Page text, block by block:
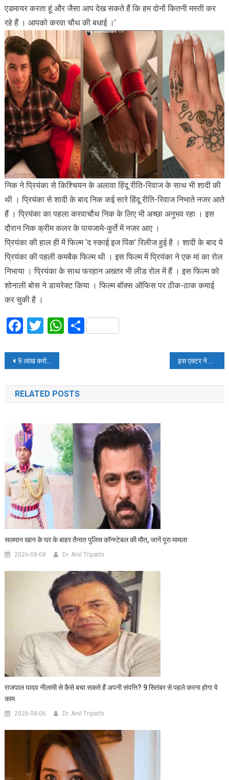
एडमायर करता हूं और जैसा आप देख सकते हैं कि हम दोनों कितनी मस्ती कर
रहे हैं । आपको करवा चौथ की बधाई ।’
निक ने प्रियंका से किश्चियन के अलावा हिंदू रीति-रिवाज के साथ भी शादी की
थी । प्रियंका से शादी के बाद निक कई सारे हिंदू रीति-रिवाज निभाते नजर आते
हैं । प्रियंका का पहला करवाचौथ निक के लिए भी अच्छा अनुभव रहा । इस
दौरान निक क्रीम कलर के पायजामे-कुर्ते में नजर आए ।
प्रियंका की हाल ही में फिल्म ‘द स्काई इज पिंक’ रिलीज हुई है । शादी के बाद ये
प्रियंका की पहली कमबैक फिल्म थी । इस फिल्म में प्रियंका ने एक मां का रोल
निभाया । प्रियंका के साथ फरहान अख्तर भी लीड रोल में हैं । इस फिल्म को
शोनाली बोस ने डायरेक्ट किया । फिल्म बॉक्स ऑफिस पर ठीक-ठाक कमाई
कर चुकी है ।
Facebook
TwitterWhatsApp
Share
Post
navigation
9 लाख करोड़ रुपए से ज्यादा पूंजीकरण वाली पहली भारतीय कंपनी बनी RIL इस एक्टर ने नहीं बदला अपना हेयरस्टाइल तो प्रोड्यूसर ने दे दी जान से मारने की धमकी
RELATED POSTS
सलमान खान के घर के बाहर तैनात पुलिस कॉन्स्टेबल की मौत, जानें पूरा मामला
2026-08-08 Dr. Anil Tripathi
राजपाल यादव नीलामी से कैसे बचा सकते हैं अपनी संपत्ति? 9 सितंबर से पहले करना होगा ये
काम
2026-08-06 Dr. Anil Tripathi